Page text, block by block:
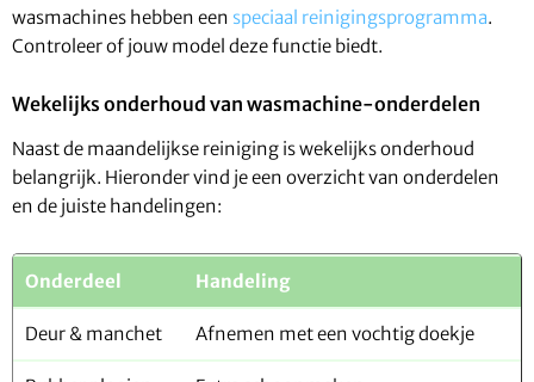
wasmachines hebben een speciaal reinigingsprogramma.
Controleer of jouw model deze functie biedt.
Wekelijks onderhoud van wasmachine-onderdelen
Naast de maandelijkse reiniging is wekelijks onderhoud
belangrijk. Hieronder vind je een overzicht van onderdelen
en de juiste handelingen:
Onderdeel Handeling
Deur & manchet Afnemen met een vochtig doekje